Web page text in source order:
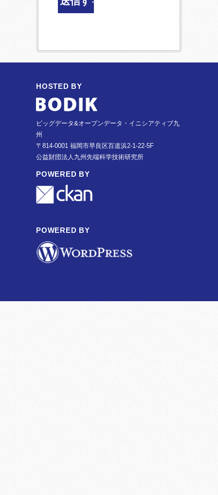
HOSTED BY
ビッグデータ&オープンデータ・イニシアティブ九
州
〒814-0001 福岡市早良区百道浜2-1-22-5F
公益財団法人九州先端科学技術研究所
POWERED BY
POWERED BY